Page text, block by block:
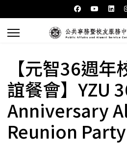
【元智36週
誼餐會】YZU
Anniversary
Reunion Party